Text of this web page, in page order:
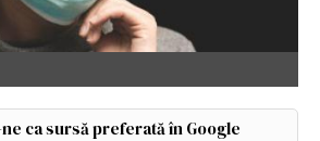
ca sursă preferată în Google